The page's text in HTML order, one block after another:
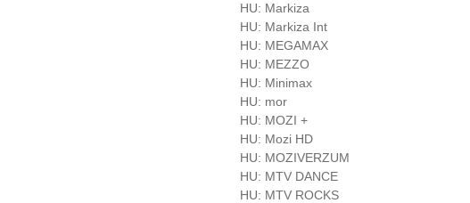
HU: Markiza
HU: Markiza Int
HU: MEGAMAX
HU: MEZZO
HU: Minimax
HU: mor
HU: MOZI +
HU: Mozi HD
HU: MOZIVERZUM
HU: MTV DANCE
HU: MTV ROCKS